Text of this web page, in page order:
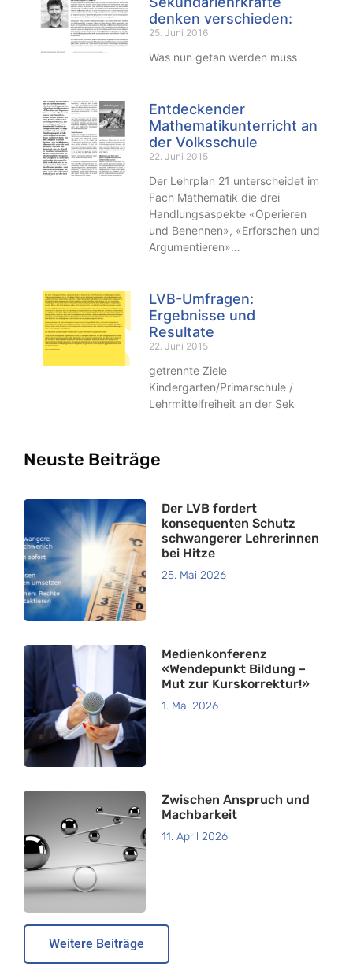
denken verschieden:
25. Juni 2016
Was nun getan werden muss
Entdeckender
Mathematikunterricht an
der Volksschule
22. Juni 2015
Der Lehrplan 21 unterscheidet im
Fach Mathematik die drei
Handlungsaspekte «Operieren
und Benennen», «Erforschen und
Argumentieren»…
LVB-Umfragen:
Ergebnisse und
Resultate
22. Juni 2015
getrennte Ziele
Kindergarten/Primarschule /
Lehrmittelfreiheit an der Sek
Neuste Beiträge
Der LVB fordert
konsequenten Schutz
schwangerer Lehrerinnen
bei Hitze
25. Mai 2026
Medienkonferenz
«Wendepunkt Bildung –
Mut zur Kurskorrektur!»
1. Mai 2026
Zwischen Anspruch und
Machbarkeit
11. April 2026
Weitere Beiträge